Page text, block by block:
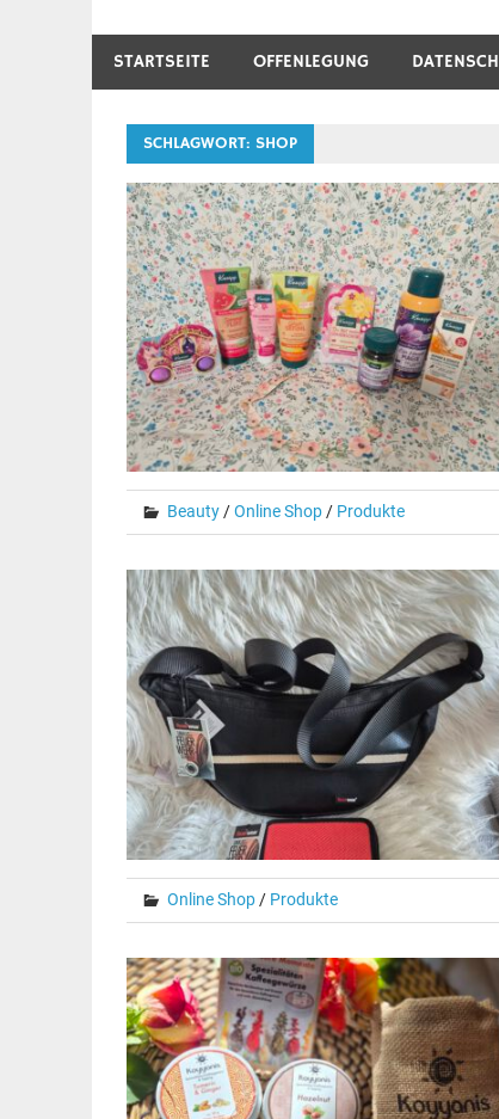
STARTSEITE OFFENLEGUNG
SCHLAGWORT: SHOP
Beauty/Online Shop/ Produkte
Online Shop/ Produkte